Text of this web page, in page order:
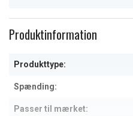
Produktinformation
Produkttype:
Spænding:
Passer til mærket: